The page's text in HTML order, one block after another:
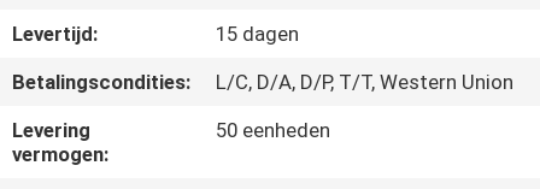
VERZOEK
Levertijd:
15 dagen
Betalingscondities:
L/C, D/A, D/P, T/T, Western Union
Levering
vermogen:
50 eenheden